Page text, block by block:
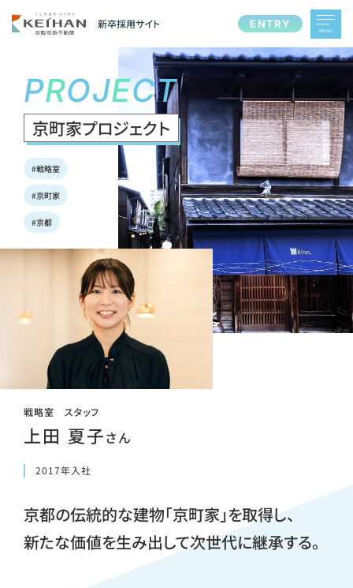
新卒採用サイト ENTRY
MENU
PROJECT
京町家プロジェクト
#戦略室
#京町家
#京都
戦略室 スタッフ
上田 夏子さん
2017年入社
京都の伝統的な建物「京町家」を取得し、
新たな価値を生み出して次世代に継承する。